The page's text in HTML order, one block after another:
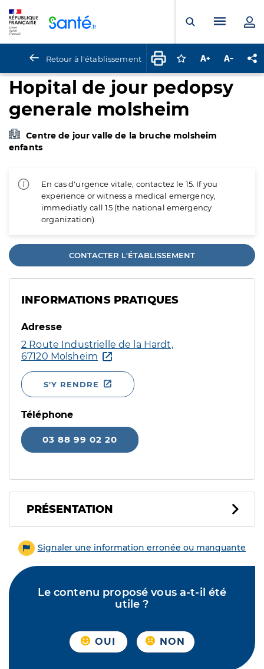
Ouvrir laMenu
Retour à l'établissement Connectez-vous
Augmenter la
Hopital de jour pedopsy
generale molsheim
Centre de jour valle de la bruche molsheim
enfants
En cas d'urgence vitale, contactez le 15. If you
experience or witness a medical emergency,
immediatly call 15 (the national emergency
organization).
CONTACTER L'ÉTABLISSEMENT
INFORMATIONS PRATIQUES
Adresse
2 Route Industrielle de la Hardt,
67120 Molsheim
S'Y RENDRE
Téléphone
03 88 99 02 20
PRÉSENTATION
Signaler une information erronée ou manquante
Le contenu proposé vous a-t-il été
utile ?
OUI NON